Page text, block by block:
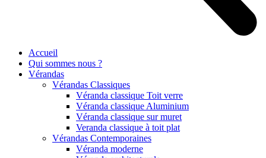
Accueil
Qui sommes nous ?
Vérandas
Vérandas Classiques
Véranda classique Toit verre
Véranda classique Aluminium
Véranda classique sur muret
Veranda classique à toit plat
Vérandas Contemporaines
Véranda moderne